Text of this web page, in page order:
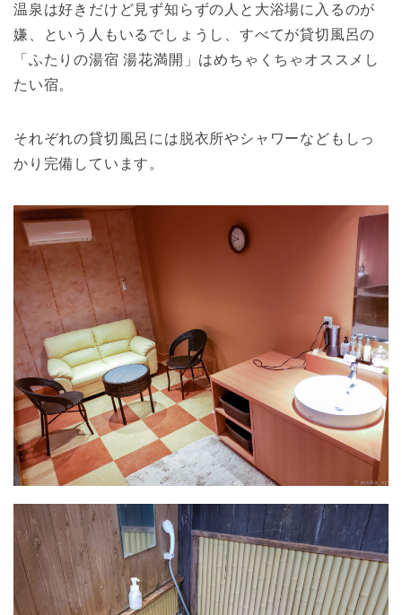
温泉は好きだけど見ず知らずの人と大浴場に入るのが
嫌、という人もいるでしょうし、すべてが貸切風呂の
「ふたりの湯宿 湯花満開」はめちゃくちゃオススメし
たい宿。
それぞれの貸切風呂には脱衣所やシャワーなどもしっ
かり完備しています。